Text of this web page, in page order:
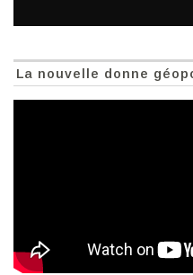
La nouvelle donne